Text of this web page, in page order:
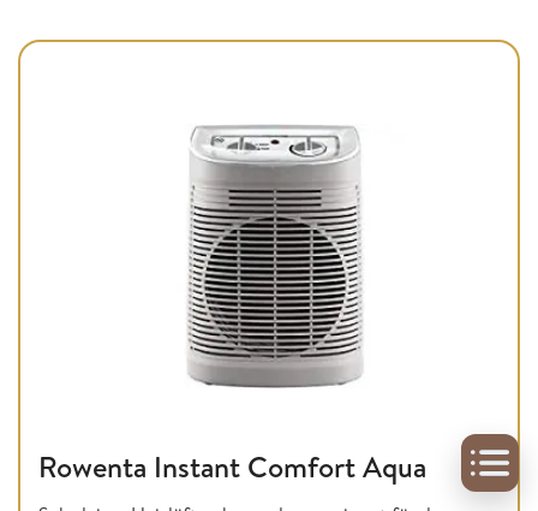
Rowenta Instant Comfort Aqua